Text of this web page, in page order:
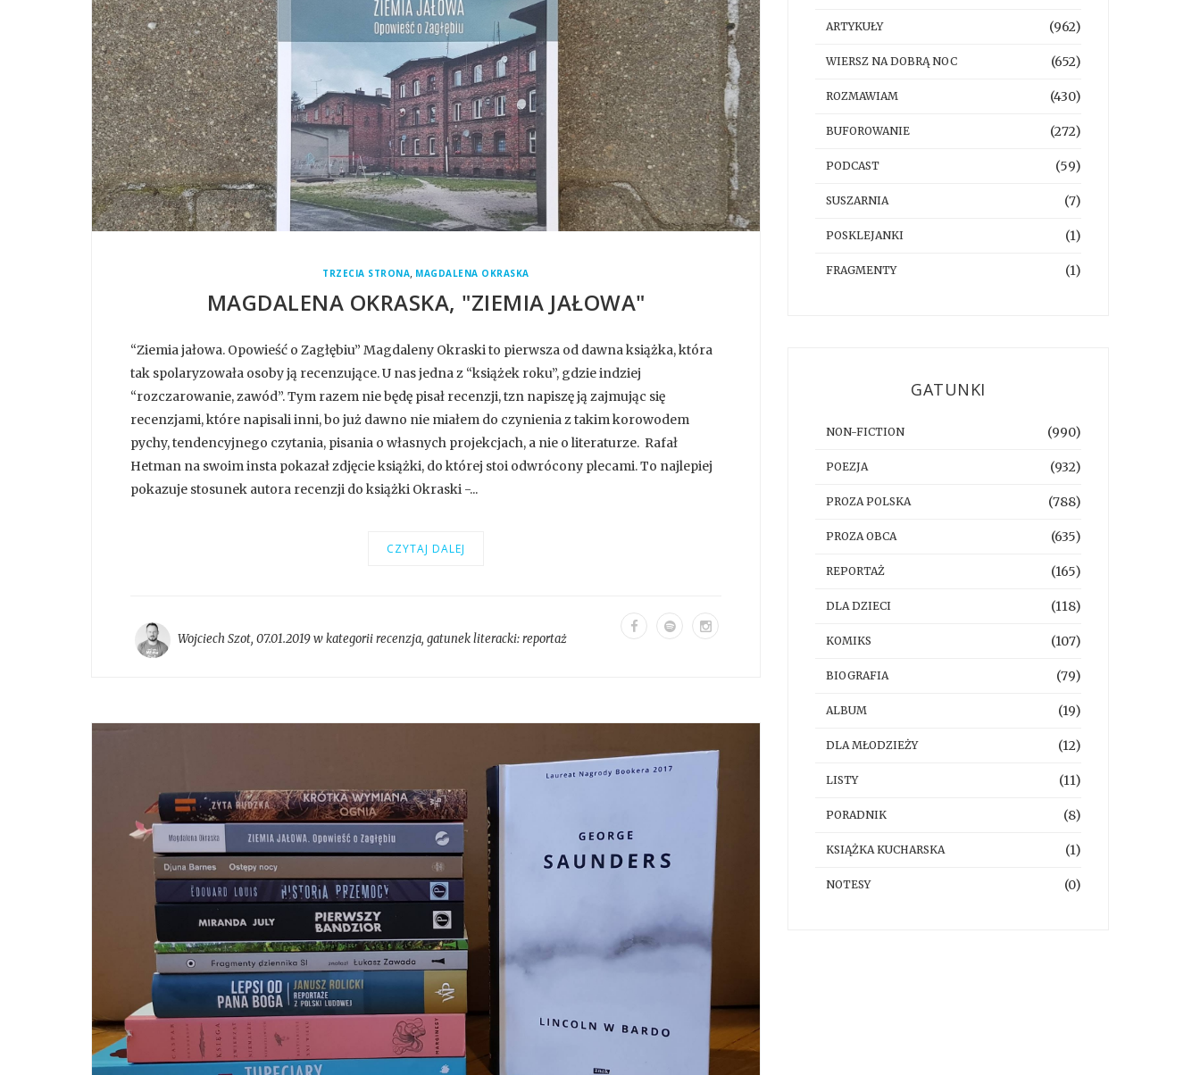
TRZECIA STRONA, MAGDALENA OKRASKA
MAGDALENA OKRASKA, "ZIEMIA JAŁOWA"
“Ziemia jałowa. Opowieść o Zagłębiu” Magdaleny Okraski to pierwsza od dawna książka, która
tak spolaryzowała osoby ją recenzujące. U nas jedna z “książek roku”, gdzie indziej
“rozczarowanie, zawód”. Tym razem nie będę pisał recenzji, tzn napiszę ją zajmując się
recenzjami, które napisali inni, bo już dawno nie miałem do czynienia z takim korowodem
pychy, tendencyjnego czytania, pisania o własnych projekcjach, a nie o literaturze. Rafał
Hetman na swoim insta pokazał zdjęcie książki, do której stoi odwrócony plecami. To najlepiej
pokazuje stosunek autora recenzji do książki Okraski -...
CZYTAJ DALEJ
Wojciech Szot, 07.01.2019 w kategoriirecenzja, gatunek literacki:reportaż
ARTYKUŁY (962)
WIERSZ NA DOBRĄ NOC (652)
ROZMAWIAM (430)
BUFOROWANIE (272)
PODCAST (59)
SUSZARNIA (7)
POSKLEJANKI (1)
FRAGMENTY (1)
GATUNKI
NON-FICTION (990)
POEZJA (932)
PROZA POLSKA (788)
PROZA OBCA (635)
REPORTAŻ (165)
DLA DZIECI (118)
KOMIKS (107)
BIOGRAFIA (79)
ALBUM (19)
DLA MŁODZIEŻY (12)
LISTY (11)
PORADNIK (8)
KSIĄŻKA KUCHARSKA (1)
NOTESY (0)